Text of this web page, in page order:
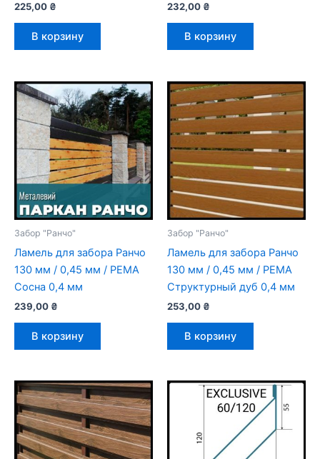
225,00 ₴
В корзину
232,00 ₴
В корзину
Забор "Ранчо"
Ламель для забора Ранчо
130 мм / 0,45 мм / РЕМА
Сосна 0,4 мм
239,00 ₴
В корзину
Забор "Ранчо"
Ламель для забора Ранчо
130 мм / 0,45 мм / РЕМА
Структурный дуб 0,4 мм
253,00 ₴
В корзину